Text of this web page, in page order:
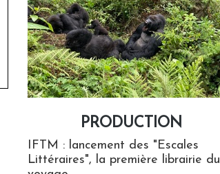
PRODUCTION
IFTM : lancement des "Escales
Littéraires", la première librairie du